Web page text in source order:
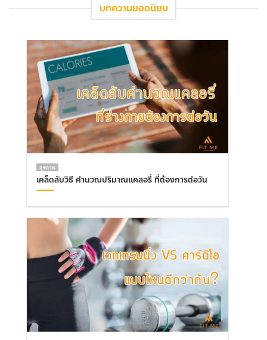
บทความยอดนิยม
สุขภาพ
เคล็ดลับวิธี คำนวณปริมาณแคลอรี่ ที่ต้องการต่อวัน